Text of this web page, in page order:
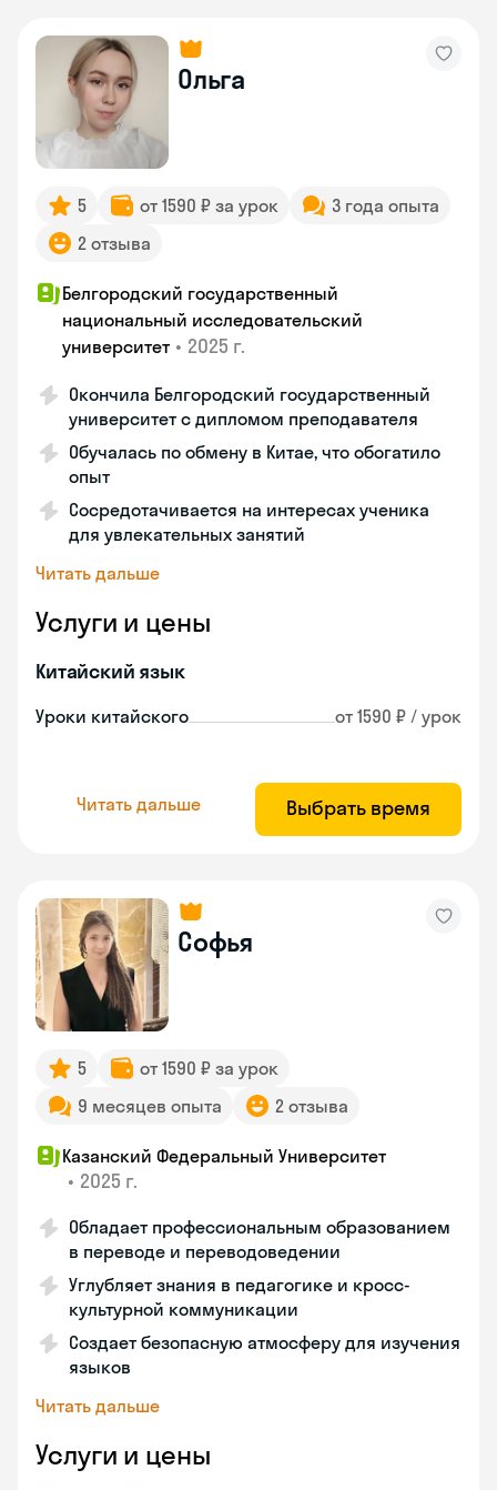
Ольга
5 от 1590 ₽ за урок
3 года опыта
2 отзыва
Белгородский государственный
национальный исследовательский
университет • 2025 г.
Окончила Белгородский государственный
университет с дипломом преподавателя
Обучалась по обмену в Китае, что обогатило
опыт
Сосредотачивается на интересах ученика
для увлекательных занятий
Читать дальше
Услуги и цены
Китайский язык
Уроки китайского от 1590 ₽ / урок
Читать дальше Выбрать время
Софья
5
от 1590 ₽ за урок
9 месяцев опыта
2 отзыва
Казанский Федеральный Университет
• 2025 г.
Обладает профессиональным образованием
в переводе и переводоведении
Углубляет знания в педагогике и кросс-
культурной коммуникации
Создает безопасную атмосферу для изучения
языков
Читать дальше
Услуги и цены